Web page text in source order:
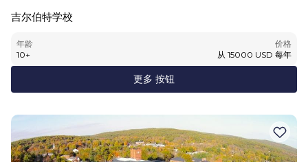
吉尔伯特学校
年龄
10+
价格
从 15000 USD 每年
更多 按钮